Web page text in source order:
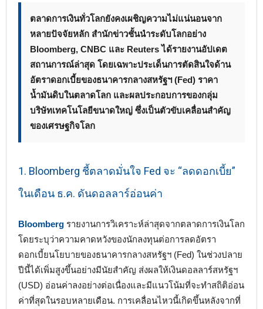
ตลาดการเงินทั่วโลกยังคงเผชิญความไม่แน่นอนจาก
หลายปัจจัยหลัก สำนักข่าวชั้นนำระดับโลกอย่าง
Bloomberg, CNBC และ Reuters ได้รายงานอัปเดต
สถานการณ์ล่าสุด โดยเฉพาะประเด็นการตัดสินใจด้าน
อัตราดอกเบี้ยของธนาคารกลางสหรัฐฯ (Fed) ราคา
น้ำมันดิบในตลาดโลก และผลประกอบการของกลุ่ม
บริษัทเทคโนโลยีขนาดใหญ่ ซึ่งเป็นตัวขับเคลื่อนสำคัญ
ของเศรษฐกิจโลก
1. Bloomberg ชี้ตลาดมั่นใจ Fed จะ “ลดดอกเบี้ย”
ในเดือน ธ.ค. ดันดอลลาร์อ่อนค่า
Bloomberg รายงานการวิเคราะห์ล่าสุดจากตลาดการเงินโลก
โดยระบุว่าความคาดหวังของนักลงทุนต่อการลดอัตรา
ดอกเบี้ยนโยบายของธนาคารกลางสหรัฐฯ (Fed) ในช่วงปลาย
ปีนี้ได้เพิ่มสูงขึ้นอย่างมีนัยสำคัญ ส่งผลให้เงินดอลลาร์สหรัฐฯ
(USD) อ่อนค่าลงอย่างต่อเนื่องและมีแนวโน้มที่จะทำสถิติอ่อน
ค่าที่สุดในรอบหลายเดือน. การเคลื่อนไหวนี้เกิดขึ้นหลังจากที่